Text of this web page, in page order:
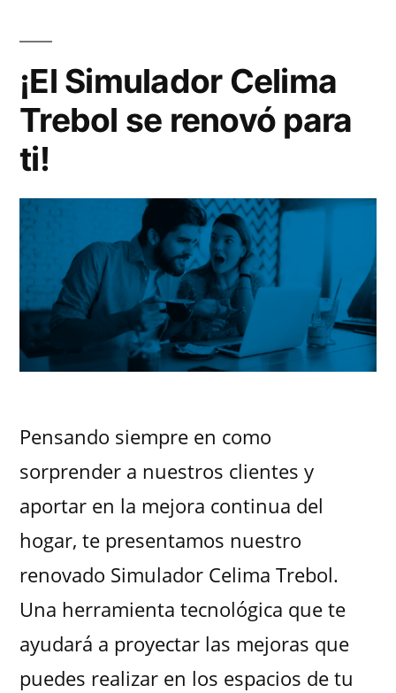
¡El Simulador Celima
Trebol se renovó para
ti!
Pensando siempre en como
sorprender a nuestros clientes y
aportar en la mejora continua del
hogar, te presentamos nuestro
renovado Simulador Celima Trebol.
Una herramienta tecnológica que te
ayudará a proyectar las mejoras que
puedes realizar en los espacios de tu